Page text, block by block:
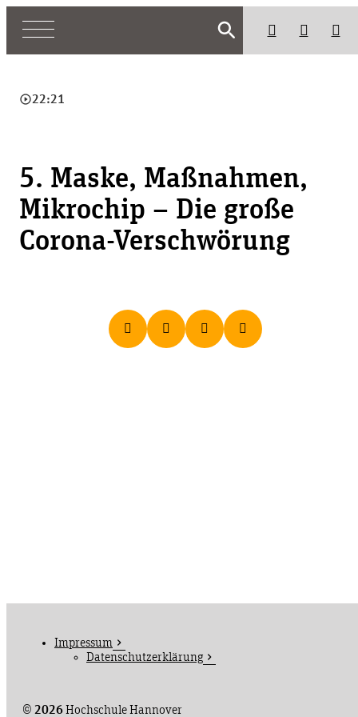
search
play_circle_outline22:21
5. Maske, Maßnahmen,
Mikrochip – Die große
Corona-Verschwörung
© 2026Hochschule Hannover
Impressum
Datenschutzerklärung